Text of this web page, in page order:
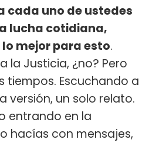
cada uno de ustedes
lucha cotidiana,
mejor para esto.
la Justicia, ¿no? Pero
tiempos. Escuchando a
versión, un solo relato.
entrando en la
hacías con mensajes,